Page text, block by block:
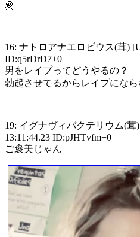
🦧
16: ナトロアナエロビウス(茸)
ID:q5rDrD7+0
男をレイプってどうやるの？
勃起させてるからレイプになら
19: イグナヴィバクテリウム(茸
13:11:44.23 ID:pJHTvfm+0
ご褒美じゃん